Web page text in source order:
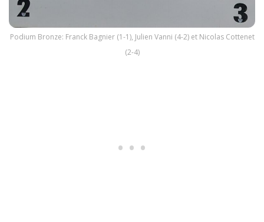
Podium Bronze: Franck Bagnier (1-1), Julien Vanni (4-2) et Nicolas Cottenet
(2-4)